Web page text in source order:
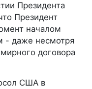
Президента
Президент
началом
- даже несмотря
договора
США в